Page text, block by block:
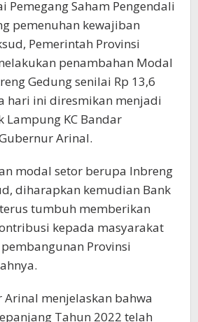
Pemegang Saham Pengendali
pemenuhan kewajiban
Pemerintah Provinsi
penambahan Modal
Gedung senilai Rp 13,6
hari ini diresmikan menjadi
Lampung KC Bandar
Arinal.
modal setor berupa Inbreng
diharapkan kemudian Bank
tumbuh memberikan
kepada masyarakat
Provinsi
menjelaskan bahwa
Tahun 2022 telah